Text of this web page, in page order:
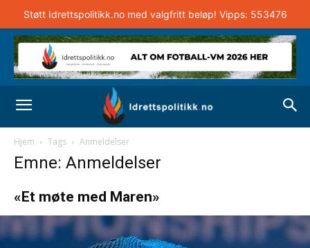
Støtt Idrettspolitikk.no med valgfritt beløp! Vipps: 553476
Hjem Tags Anmeldelser
Emne: Anmeldelser
«Et møte med Maren»